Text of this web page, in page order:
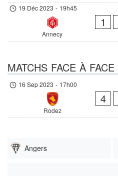
19 Déc 2023 - 19h45
Annecy
1
MATCHS FACE À FACE
16 Sep 2023 - 17h00
Rodez
4
Angers